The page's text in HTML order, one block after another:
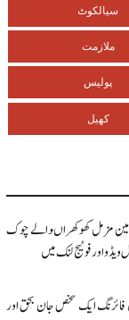
سیالکوٹ
ملازمت
پولیس
کھیل
مین مزمل کھوکھراںوالے چوک
ویڈو اور فوٹیج لنک میں
فائرنگ ایک شخص جان بحق اور